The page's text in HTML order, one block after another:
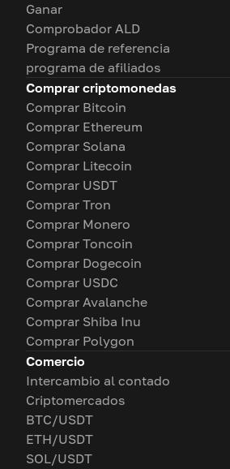
Ganar
Comprobador ALD
Programa de referencia
programa de afiliados
Comprar criptomonedas
Comprar Bitcoin
Comprar Ethereum
Comprar Solana
Comprar Litecoin
Comprar USDT
Comprar Tron
Comprar Monero
Comprar Toncoin
Comprar Dogecoin
Comprar USDC
Comprar Avalanche
Comprar Shiba Inu
Comprar Polygon
Comercio
Intercambio al contado
Criptomercados
BTC/USDT
ETH/USDT
SOL/USDT